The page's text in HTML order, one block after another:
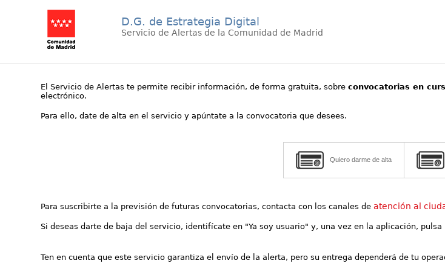
D.G. de Estrategia Digital
Servicio de Alertas de la Comunidad de Madrid
El Servicio de Alertas te permite recibir información, de forma gratuita, sobreconvocatorias en
electrónico.
Para ello, date de alta en el servicio y apúntate a la convocatoria que desees.
Quiero darme de alta
Para suscribirte a la previsión de futuras convocatorias, contacta con los canales deatención al
Si deseas darte de baja del servicio, identifícate en "Ya soy usuario" y, una vez en la aplicación, pulsa
Ten en cuenta que este servicio garantiza el envío de la alerta, pero su entrega dependerá de tu